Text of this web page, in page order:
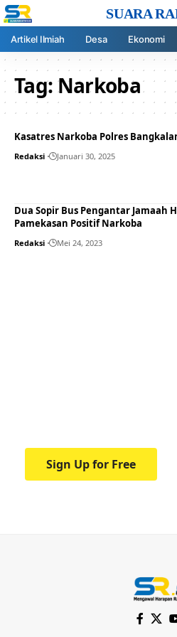
SUARA
Artikel Ilmiah Desa Ekonomi
Tag:Narkoba
Kasatres Narkoba Polres
Redaksi Januari 30, 2025
Dua Sopir Bus Pengantar Jamaah
Pamekasan Positif Narkoba
Redaksi Mei 24, 2023
Sign Up for Free